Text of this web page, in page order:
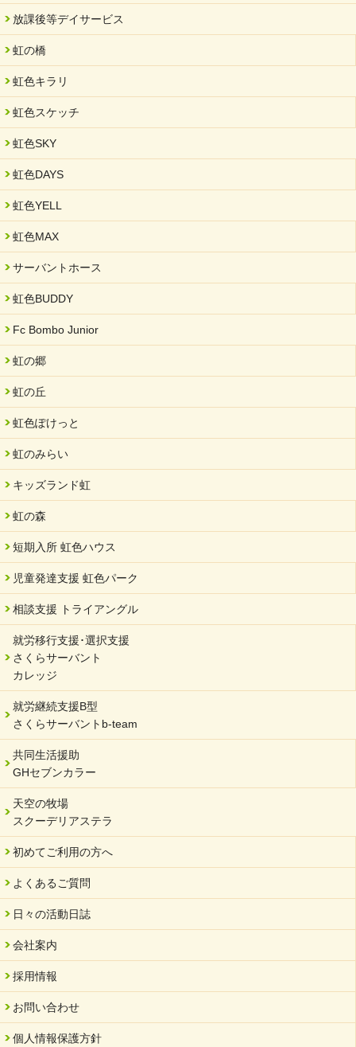
放課後等デイサービス
虹の橋
虹色キラリ
虹色スケッチ
虹色SKY
虹色DAYS
虹色YELL
虹色MAX
サーバントホース
虹色BUDDY
Fc Bombo Junior
虹の郷
虹の丘
虹色ぽけっと
虹のみらい
キッズランド虹
虹の森
短期入所 虹色ハウス
児童発達支援 虹色パーク
相談支援 トライアングル
就労移行支援･選択支援
さくらサーバント
カレッジ
就労継続支援B型
さくらサーバントb-team
共同生活援助
GHセブンカラー
天空の牧場
スクーデリアステラ
初めてご利用の方へ
よくあるご質問
日々の活動日誌
会社案内
採用情報
お問い合わせ
個人情報保護方針